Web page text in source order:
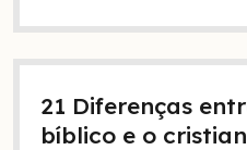
ansiedade
vão
aliviar
21 Diferenças
bíblico e o